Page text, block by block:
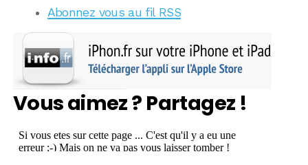
Abonnez vous au fil RSS
Vous aimez ? Partagez !